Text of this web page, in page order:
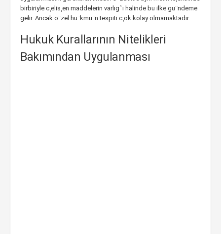
birbiriyle c¸elis¸en maddelerin varlıgˆı halinde bu ilke gu¨ndeme
gelir. Ancak o¨zel hu¨kmu¨n tespiti c¸ok kolay olmamaktadır.
Hukuk Kurallarının Nitelikleri
Bakımından Uygulanması